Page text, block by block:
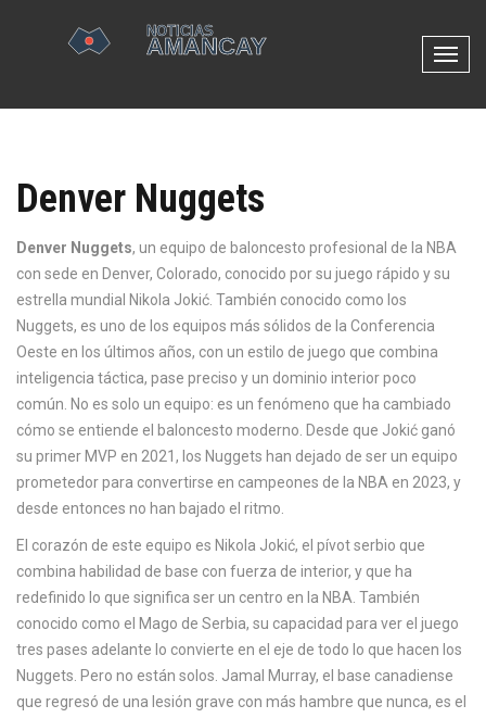
N
v
ó
a
a
n
Denver Nuggets
Denver Nuggets, un equipo de baloncesto profesional de la NBA
con sede en Denver, Colorado, conocido por su juego rápido y su
estrella mundial Nikola Jokić . También conocido como los
Nuggets, es uno de los equipos más sólidos de la Conferencia
Oeste en los últimos años, con un estilo de juego que combina
inteligencia táctica, pase preciso y un dominio interior poco
común. No es solo un equipo: es un fenómeno que ha cambiado
cómo se entiende el baloncesto moderno. Desde que Jokić ganó
su primer MVP en 2021, los Nuggets han dejado de ser un equipo
prometedor para convertirse en campeones de la NBA en 2023, y
desde entonces no han bajado el ritmo.
El corazón de este equipo es Nikola Jokić, el pívot serbio que
combina habilidad de base con fuerza de interior, y que ha
redefinido lo que significa ser un centro en la NBA . También
conocido como el Mago de Serbia, su capacidad para ver el juego
tres pases adelante lo convierte en el eje de todo lo que hacen los
Nuggets. Pero no están solos. Jamal Murray, el base canadiense
que regresó de una lesión grave con más hambre que nunca, es el